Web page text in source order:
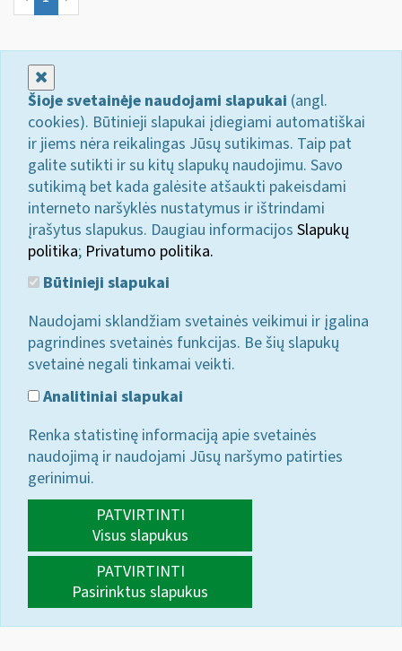
Šioje svetainėje naudojami slapukai (angl.
cookies). Būtinieji slapukai įdiegiami automatiškai
ir jiems nėra reikalingas Jūsų sutikimas. Taip pat
galite sutikti ir su kitų slapukų naudojimu. Savo
sutikimą bet kada galėsite atšaukti pakeisdami
interneto naršyklės nustatymus ir ištrindami
įrašytus slapukus. Daugiau informacijos Slapukų
politika; Privatumo politika.
Būtinieji slapukai
Naudojami sklandžiam svetainės veikimui ir įgalina
pagrindines svetainės funkcijas. Be šių slapukų
svetainė negali tinkamai veikti.
Analitiniai slapukai
Renka statistinę informaciją apie svetainės
naudojimą ir naudojami Jūsų naršymo patirties
gerinimui.
PATVIRTINTI
Visus slapukus
PATVIRTINTI
Pasirinktus slapukus